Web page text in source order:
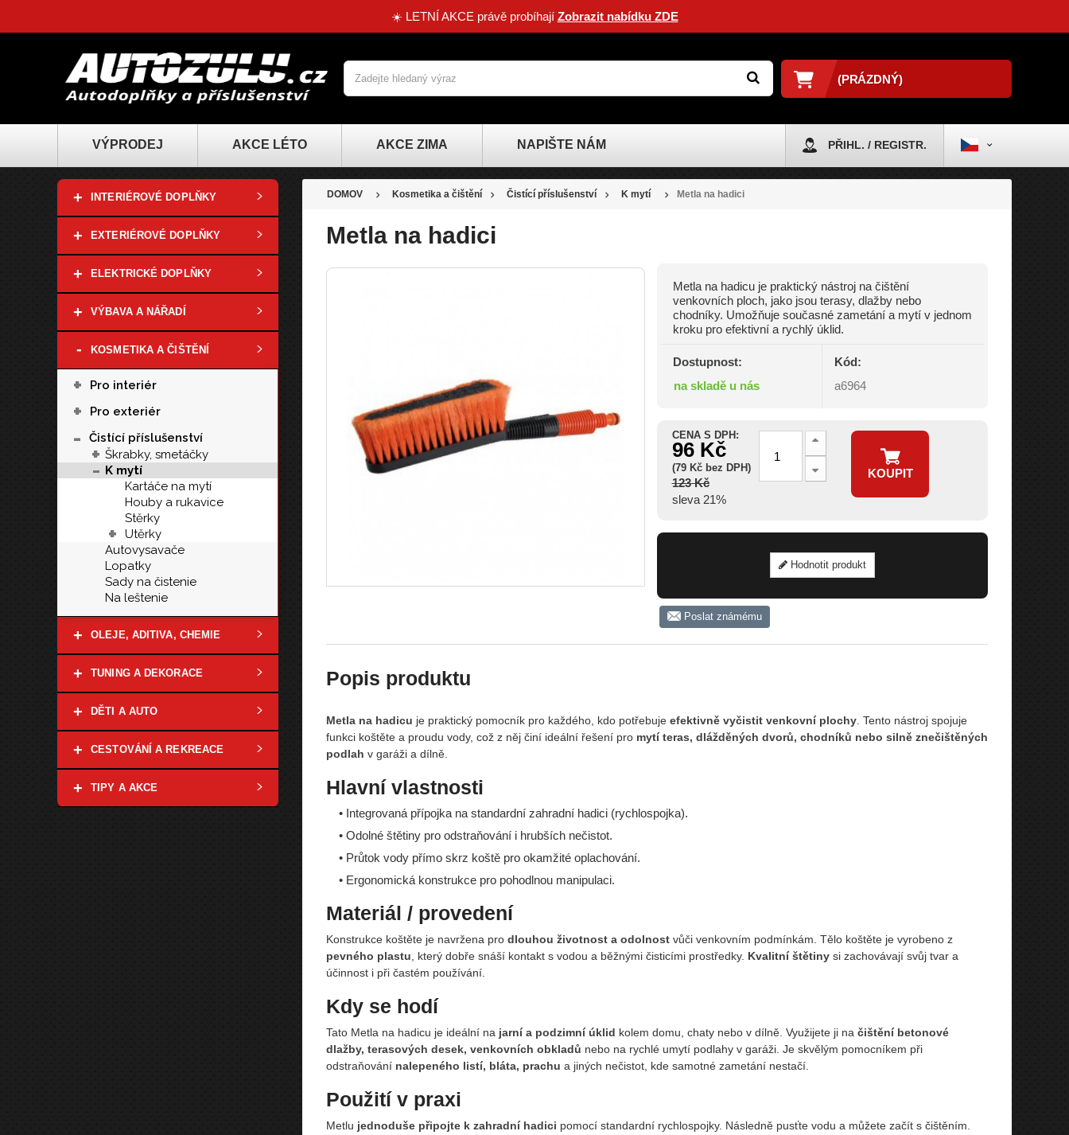
☀️ LETNÍ AKCE právě probíhají Zobrazit nabídku ZDE
(PRÁZDNÝ)
VÝPRODEJ AKCE LÉTO AKCE ZIMA NAPIŠTE NÁM PŘIHL. / REGISTR.
+ INTERIÉROVÉ DOPLŇKY
+ EXTERIÉROVÉ DOPLŇKY
+ ELEKTRICKÉ DOPLŇKY
+ VÝBAVA A NÁŘADÍ
- KOSMETIKA A ČIŠTĚNÍ
+ Pro interiér
+ Pro exteriér
- Čistící příslušenství
+ Škrabky, smetáčky
- K mytí
Kartáče na mytí
Houby a rukavice
Stěrky
+
Utěrky
Autovysavače
Lopatky
Sady na čistenie
Na leštenie
+ OLEJE, ADITIVA, CHEMIE
+ TUNING A DEKORACE
+ DĚTI A AUTO
+ CESTOVÁNÍ A REKREACE
+ TIPY A AKCE
DOMOV Kosmetika a čištění Čistící příslušenství K mytí Metla na hadici
Metla na hadici
Metla na hadicu je praktický nástroj na čištění
venkovních ploch, jako jsou terasy, dlažby nebo
chodníky. Umožňuje současné zametání a mytí v jednom
kroku pro efektivní a rychlý úklid.
Dostupnost:
na skladě u nás
Kód:
a6964
CENA S DPH:
96 Kč
(79 Kč bez DPH)
123 Kč
sleva 21%
KOUPIT
Hodnotit produkt
Poslat známému
Popis produktu
Metla na hadicu je praktický pomocník pro každého, kdo potřebuje efektivně vyčistit venkovní plochy. Tento nástroj spojuje
funkci koštěte a proudu vody, což z něj činí ideální řešení pro mytí teras, dlážděných dvorů, chodníků nebo silně znečištěných
podlah v garáži a dílně.
Hlavní vlastnosti
• Integrovaná přípojka na standardní zahradní hadici (rychlospojka).
• Odolné štětiny pro odstraňování i hrubších nečistot.
• Průtok vody přímo skrz koště pro okamžité oplachování.
• Ergonomická konstrukce pro pohodlnou manipulaci.
Materiál / provedení
Konstrukce koštěte je navržena pro dlouhou životnost a odolnostvůči venkovním podmínkám. Tělo koštěte je vyrobeno z
pevného plastu , který dobře snáší kontakt s vodou a běžnými čisticími prostředky. Kvalitní štětinysi zachovávají svůj tvar a
účinnost i při častém používání.
Kdy se hodí
Tato Metla na hadicu je ideální na jarní a podzimní úklid kolem domu, chaty nebo v dílně. Využijete ji na čištění betonové
dlažby, terasových desek, venkovních obkladů nebo na rychlé umytí podlahy v garáži. Je skvělým pomocníkem při
odstraňování nalepeného listí, bláta, prachu a jiných nečistot, kde samotné zametání nestačí.
Použití v praxi
Metlu jednoduše připojte k zahradní hadici pomocí standardní rychlospojky. Následně pusťte vodu a můžete začít s čištěním.